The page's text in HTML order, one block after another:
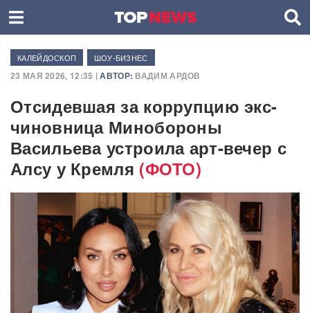
КАЛЕЙДОСКОП ШОУ-БИЗНЕС
23 МАЯ 2026, 12:35 |АВТОР: ВАДИМ АРДОВ
Отсидевшая за коррупцию экс-
чиновница Минобороны
Васильева устроила арт-вечер с
Алсу у Кремля (ФОТО)